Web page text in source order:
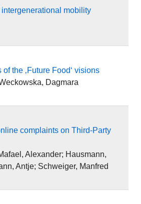
mobility
the ‚Future Food‘ visions
Dagmara
complaints on Third-Party
Alexander; Hausmann,
Antje; Schweiger, Manfred